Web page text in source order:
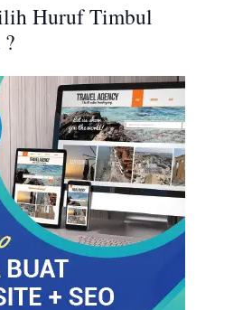
Huruf Timbul